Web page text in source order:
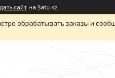
сайт на Satu.kz
обрабатывать заказы и